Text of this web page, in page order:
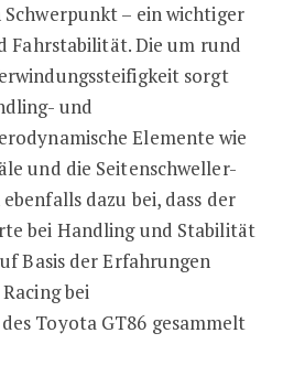
– ein wichtiger
Fahrstabilität. Die um rund
sorgt
und
Elemente wie
und die Seitenschweller-
dazu bei, dass der
bei Handling und Stabilität
Basis der Erfahrungen
bei
Toyota GT86 gesammelt